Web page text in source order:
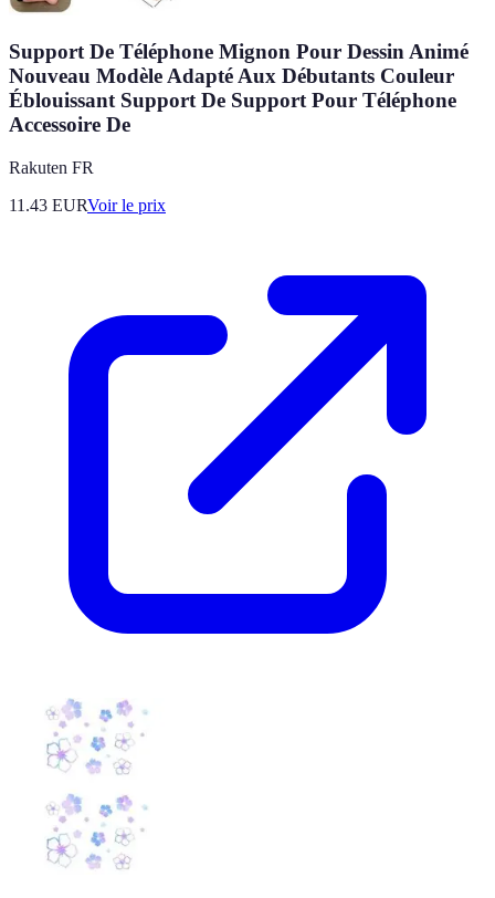
Support De Téléphone Mignon Pour Dessin Animé
Nouveau Modèle Adapté Aux Débutants Couleur
Éblouissant Support De Support Pour Téléphone
Accessoire De
Rakuten FR
11.43 EURVoir le prix